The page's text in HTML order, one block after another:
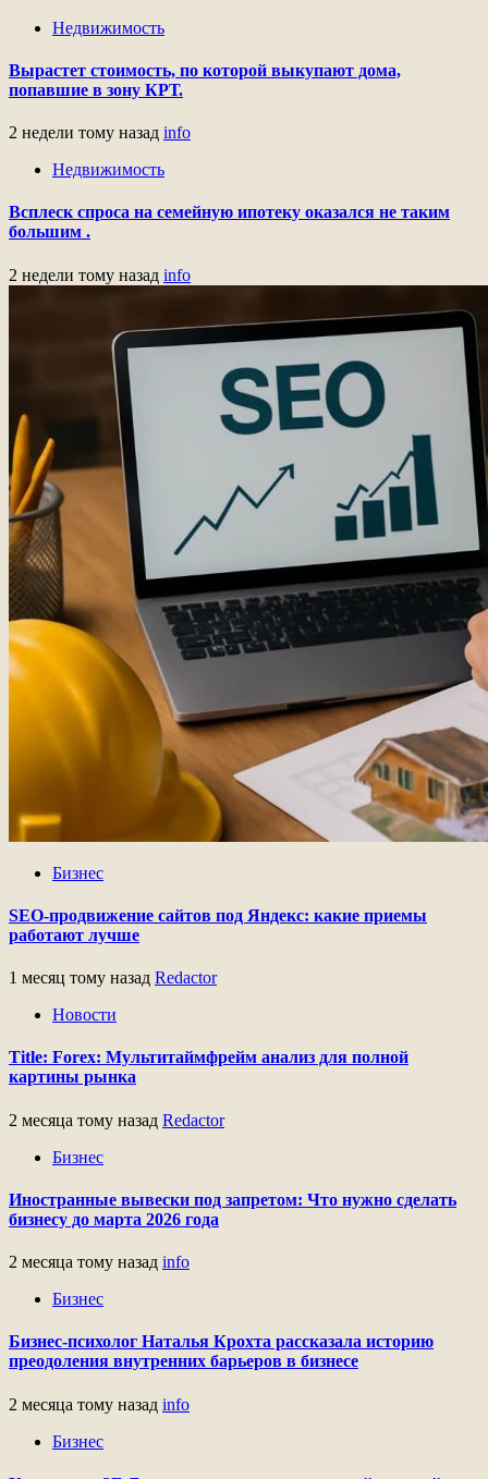
Недвижимость
Вырастет стоимость, по которой выкупают дома,
попавшие в зону КРТ.
2 недели тому назад info
Недвижимость
Всплеск спроса на семейную ипотеку оказался не таким
большим .
2 недели тому назад info
Бизнес
SEO-продвижение сайтов под Яндекс: какие приемы
работают лучше
1 месяц тому назад Redactor
Новости
Title: Forex: Мультитаймфрейм анализ для полной
картины рынка
2 месяца тому назад Redactor
Бизнес
Иностранные вывески под запретом: Что нужно сделать
бизнесу до марта 2026 года
2 месяца тому назад info
Бизнес
Бизнес-психолог Наталья Крохта рассказала историю
преодоления внутренних барьеров в бизнесе
2 месяца тому назад info
Бизнес